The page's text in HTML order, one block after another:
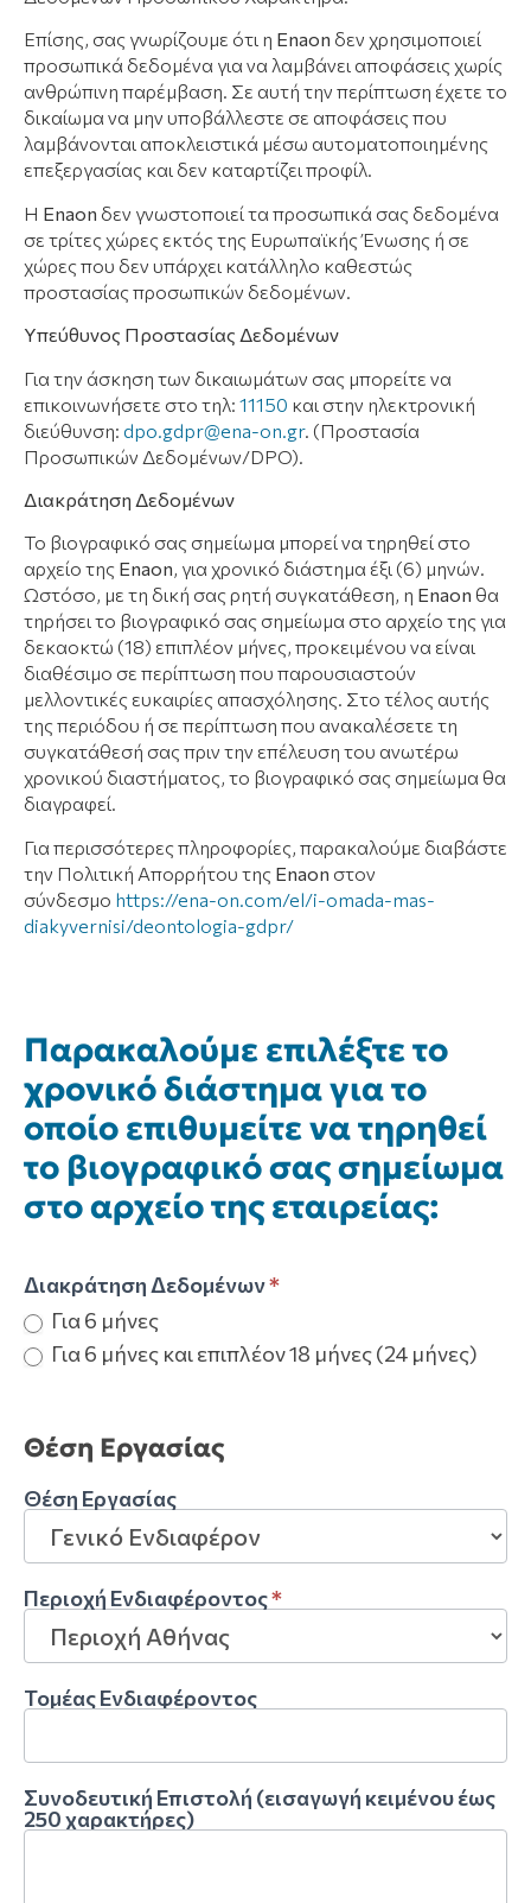
Επίσης, σας γνωρίζουμε ότι η Enaon δεν χρησιμοποιεί
προσωπικά δεδομένα για να λαμβάνει αποφάσεις χωρίς
ανθρώπινη παρέμβαση. Σε αυτή την περίπτωση έχετε το
δικαίωμα να μην υποβάλλεστε σε αποφάσεις που
λαμβάνονται αποκλειστικά μέσω αυτοματοποιημένης
επεξεργασίας και δεν καταρτίζει προφίλ.
Η Enaon δεν γνωστοποιεί τα προσωπικά σας δεδομένα
σε τρίτες χώρες εκτός της Ευρωπαϊκής Ένωσης ή σε
χώρες που δεν υπάρχει κατάλληλο καθεστώς
προστασίας προσωπικών δεδομένων.
Υπεύθυνος Προστασίας Δεδομένων
Για την άσκηση των δικαιωμάτων σας μπορείτε να
επικοινωνήσετε στο τηλ: 11150 και στην ηλεκτρονική
διεύθυνση: dpo.gdpr@ena-on.gr. (Προστασία
Προσωπικών Δεδομένων/DPO).
Διακράτηση Δεδομένων
Το βιογραφικό σας σημείωμα μπορεί να τηρηθεί στο
αρχείο της Enaon, για χρονικό διάστημα έξι (6) μηνών.
Ωστόσο, με τη δική σας ρητή συγκατάθεση, η Enaon θα
τηρήσει το βιογραφικό σας σημείωμα στο αρχείο της για
δεκαοκτώ (18) επιπλέον μήνες, προκειμένου να είναι
διαθέσιμο σε περίπτωση που παρουσιαστούν
μελλοντικές ευκαιρίες απασχόλησης. Στο τέλος αυτής
της περιόδου ή σε περίπτωση που ανακαλέσετε τη
συγκατάθεσή σας πριν την επέλευση του ανωτέρω
χρονικού διαστήματος, το βιογραφικό σας σημείωμα θα
διαγραφεί.
Για περισσότερες πληροφορίες, παρακαλούμε διαβάστε
την Πολιτική Απορρήτου της Enaon στον
σύνδεσμο https://ena-on.com/el/i-omada-mas-
diakyvernisi/deontologia-gdpr/
Παρακαλούμε επιλέξτε το
χρονικό διάστημα για το
οποίο επιθυμείτε να τηρηθεί
το βιογραφικό σας σημείωμα
στο αρχείο της εταιρείας:
Διακράτηση Δεδομένων*
Για 6 μήνες
Για 6 μήνες και επιπλέον 18 μήνες (24 μήνες)
Θέση Εργασίας
Θέση Εργασίας
Περιοχή Ενδιαφέροντος*
Τομέας Ενδιαφέροντος
Συνοδευτική Επιστολή (εισαγωγή κειμένου έως
250 χαρακτήρες)